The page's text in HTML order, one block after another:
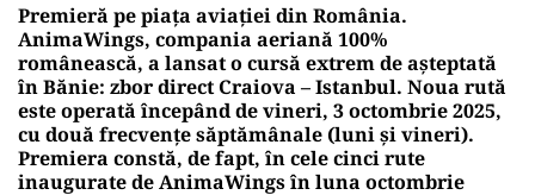
Premieră pe piața aviației din România.
AnimaWings, compania aeriană 100%
românească, a lansat o cursă extrem de așteptată
în Bănie: zbor direct Craiova – Istanbul. Noua rută
este operată începând de vineri, 3 octombrie 2025,
cu două frecvențe săptămânale (luni și vineri).
Premiera constă, de fapt, în cele cinci rute
inaugurate de AnimaWings în luna octombrie